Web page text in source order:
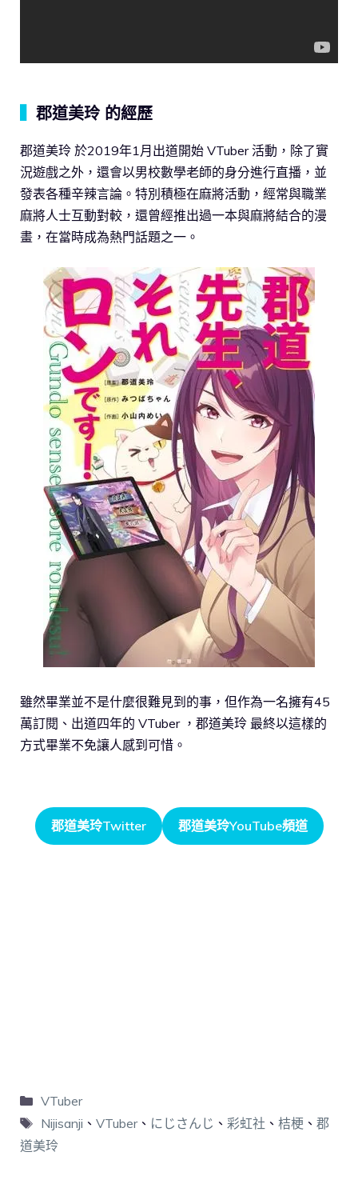
郡道美玲 的經歷
郡道美玲 於2019年1月出道開始 VTuber 活動，除了實
況遊戲之外，還會以男校數學老師的身分進行直播，並
發表各種辛辣言論。特別積極在麻將活動，經常與職業
麻將人士互動對較，還曾經推出過一本與麻將結合的漫
畫，在當時成為熱門話題之一。
雖然畢業並不是什麼很難見到的事，但作為一名擁有45
萬訂閱、出道四年的 VTuber ，郡道美玲 最終以這樣的
方式畢業不免讓人感到可惜。
郡道美玲Twitter 郡道美玲YouTube頻道
VTuber
Nijisanji 、 VTuber、 にじさんじ 、 彩虹社 、 桔梗 、 郡
道美玲